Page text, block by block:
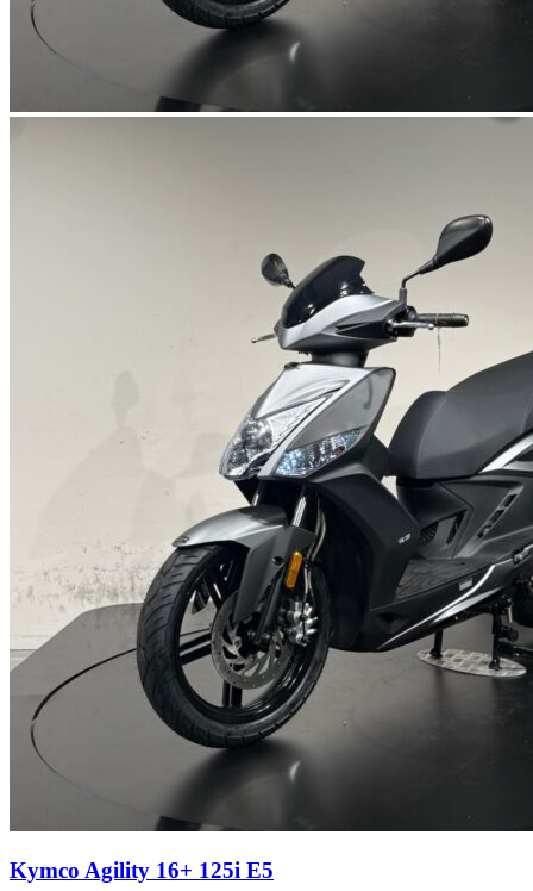
Kymco Agility 16+ 125i E5